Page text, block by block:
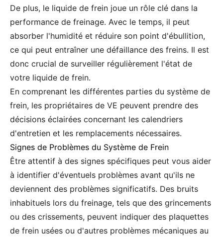
De plus, le liquide de frein joue un rôle clé dans la
performance de freinage. Avec le temps, il peut
absorber l'humidité et réduire son point d'ébullition,
ce qui peut entraîner une défaillance des freins. Il est
donc crucial de surveiller régulièrement l'état de
votre liquide de frein.
En comprenant les différentes parties du système de
frein, les propriétaires de VE peuvent prendre des
décisions éclairées concernant les calendriers
d'entretien et les remplacements nécessaires.
Signes de Problèmes du Système de Frein
Être attentif à des signes spécifiques peut vous aider
à identifier d'éventuels problèmes avant qu'ils ne
deviennent des problèmes significatifs. Des bruits
inhabituels lors du freinage, tels que des grincements
ou des crissements, peuvent indiquer des plaquettes
de frein usées ou d'autres problèmes mécaniques au